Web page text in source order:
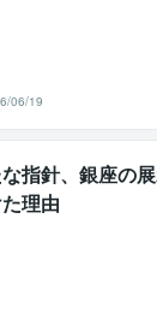
06/19
指針、銀座の
理由